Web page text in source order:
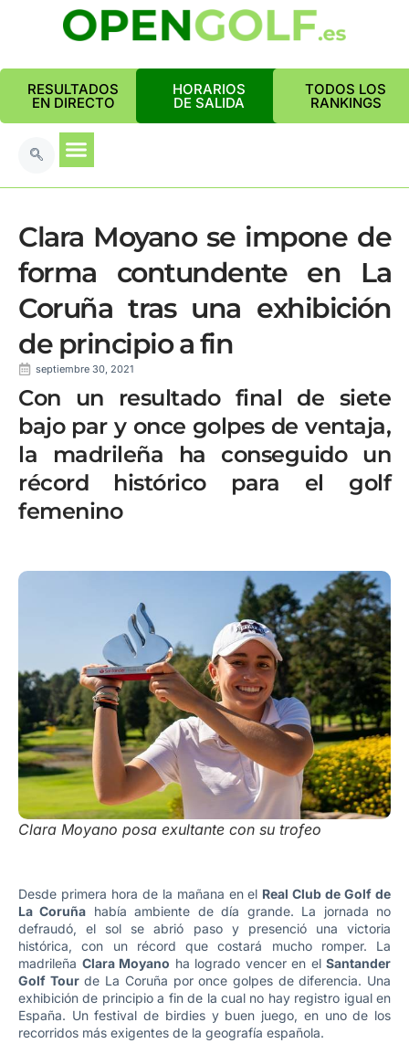
RESULTADOS
EN DIRECTO
HORARIOS
DE SALIDA
TODOS LOS
RANKINGS
Clara Moyano se impone de
forma contundente en La
Coruña tras una exhibición
de principio a fin
septiembre 30, 2021
Con un resultado final de siete
bajo par y once golpes de ventaja,
la madrileña ha conseguido un
récord histórico para el golf
femenino
Clara Moyano posa exultante con su trofeo
Desde primera hora de la mañana en el Real Club de Golf de
La Coruña había ambiente de día grande. La jornada no
defraudó, el sol se abrió paso y presenció una victoria
histórica, con un récord que costará mucho romper. La
madrileña Clara Moyano ha logrado vencer en el Santander
Golf Tourde La Coruña por once golpes de diferencia. Una
exhibición de principio a fin de la cual no hay registro igual en
España. Un festival de birdies y buen juego, en uno de los
recorridos más exigentes de la geografía española.